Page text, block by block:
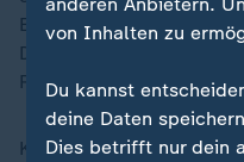
Exchange Traded
Denn sie bilden nur die
Rohstoffen ab.
Konkret handelt es sich
von Inhalten zu
Du kannst
deine Daten
Dies betrifft nur dein